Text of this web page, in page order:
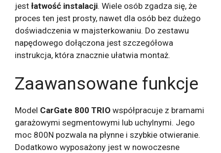
jest łatwość instalacji. Wiele osób zgadza się, że
proces ten jest prosty, nawet dla osób bez dużego
doświadczenia w majsterkowaniu. Do zestawu
napędowego dołączona jest szczegółowa
instrukcja, która znacznie ułatwia montaż.
Zaawansowane funkcje
Model CarGate 800 TRIO współpracuje z bramami
garażowymi segmentowymi lub uchylnymi. Jego
moc 800N pozwala na płynne i szybkie otwieranie.
Dodatkowo wyposażony jest w nowoczesne